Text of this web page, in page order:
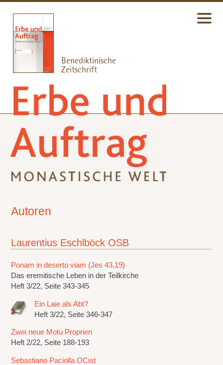
Autoren
Laurentius Eschlböck OSB
Ponam in deserto viam (Jes 43,19)
Das eremitische Leben in der Teilkirche
Heft 3/22, Seite 343-345
Ein Laie als Abt?
Heft 3/22, Seite 346-347
Zwei neue Motu Proprien
Heft 2/22, Seite 188-193
Sebastiano Paciolla OCist